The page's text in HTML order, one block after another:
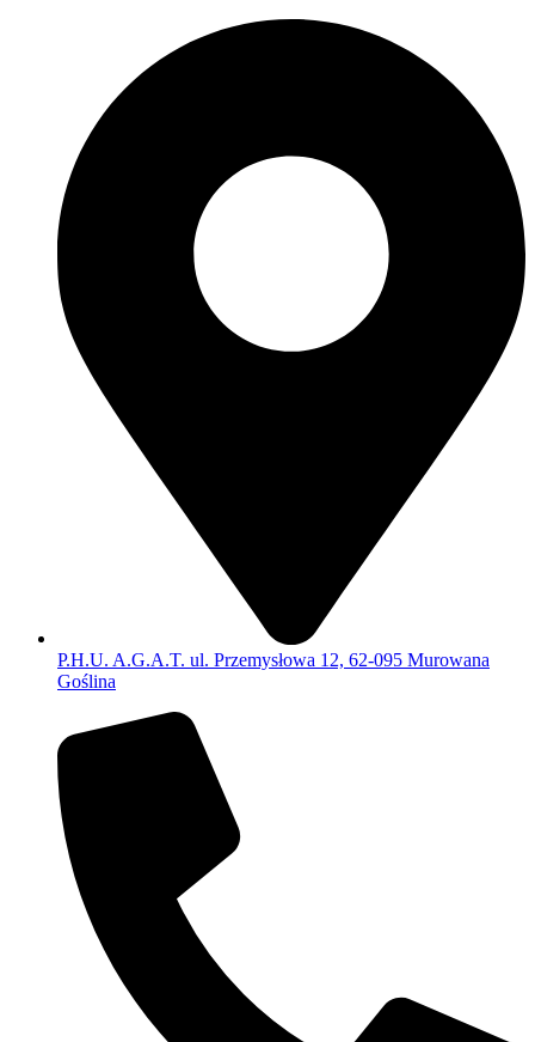
P.H.U. A.G.A.T. ul. Przemysłowa 12, 62-095 Murowana
Goślina